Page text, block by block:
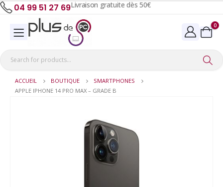
04 99 51 27 69Livraison gratuite dès 50€
0
ACCUEIL BOUTIQUE
SMARTPHONES
APPLE IPHONE 14 PRO MAX – GRADE B